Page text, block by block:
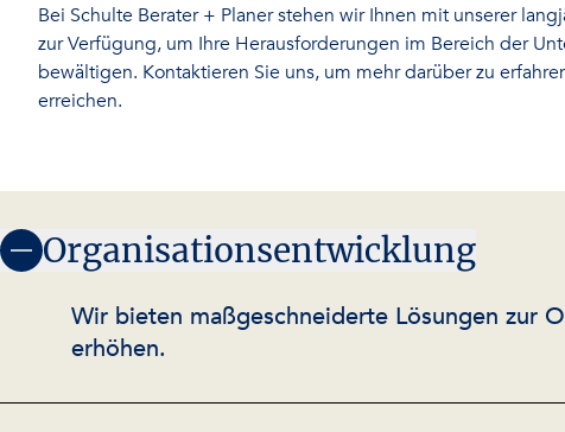
Bei Schulte Berater + Planer stehen wir Ihnen mit unserer
zur Verfügung, um Ihre Herausforderungen im Bereich der
bewältigen. Kontaktieren Sie uns, um mehr darüber zu
erreichen.
Organisationsentwicklung
Wir bieten maßgeschneiderte Lösungen zur
erhöhen.